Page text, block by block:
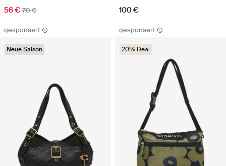
56 € 70 € 100 €
gesponsert
Neue Saison
gesponsert
20% Deal